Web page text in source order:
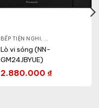
,LÒ VI SÓNG
BẾP TIỆN NGHI, GIA DỤNG KHỎE &
Lò vi sóng (NN-
GM24JBYUE)
2.880.000 ₫